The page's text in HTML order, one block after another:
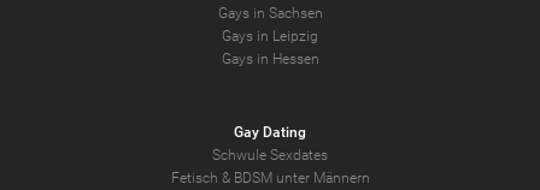
Gays in Sachsen
Gays in Leipzig
Gays in Hessen
Gay Dating
Schwule Sexdates
Fetisch & BDSM unter Männern